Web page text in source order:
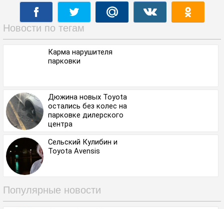
Новости по тегам
Карма нарушителя
парковки
Дюжина новых Toyota
остались без колес на
парковке дилерского
центра
Сельский Кулибин и
Toyota Avensis
Популярные новости